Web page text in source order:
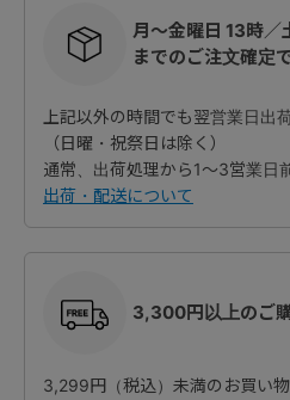
月～金曜日 13時／
までのご注文確定
上記以外の時間でも翌営業日出
（日曜・祝祭日は除く）
通常、出荷処理から1～3営業日
出荷・配送について
3,300円以上のご
3,299円（税込）未満のお買い